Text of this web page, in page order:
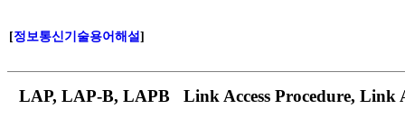
[정보통신기술용어해설]
LAP, LAP-B, LAPB Link Access Procedure, Link